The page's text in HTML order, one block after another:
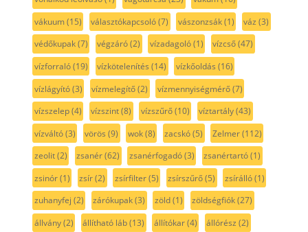
vákuum(15) választókapcsoló(7) vászonzsák(1) váz (3)
védőkupak(7) végzáró(2) vízadagoló(1) vízcső(47)
vízforraló(19) vízkötelenítés (14) vízkőoldás (16)
vízlágyító(3) vízmelegítő(2) vízmennyiségmérő(7)
vízszelep(4) vízszint(8) vízszűrő(10) víztartály(43)
vízváltó(3) vörös (9) wok(8) zacskó(5) Zelmer(112)
zeolit(2) zsanér(62) zsanérfogadó(3) zsanértartó(1)
zsinór(1) zsír(2) zsírfilter(5) zsírszűrő(5) zsírálló(1)
zuhanyfej (2) zárókupak(3) zöld(1) zöldségfiók(27)
állvány(2) állítható láb(13) állítókar(4) állórész (2)